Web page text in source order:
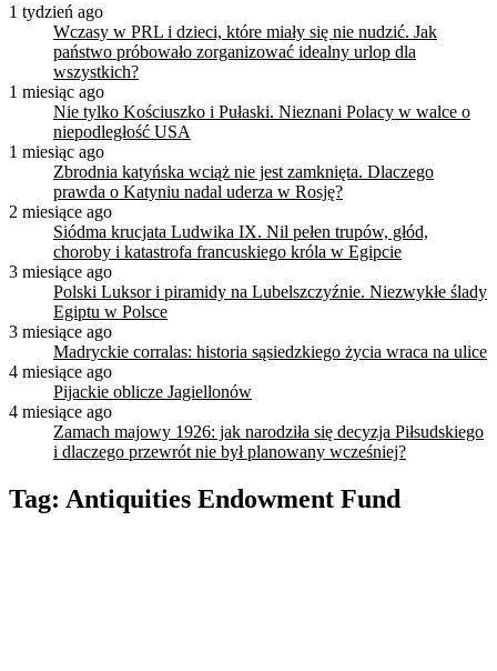
1 tydzień ago
Wczasy w PRL i dzieci, które miały się nie nudzić. Jak
państwo próbowało zorganizować idealny urlop dla
wszystkich?
1 miesiąc ago
Nie tylko Kościuszko i Pułaski. Nieznani Polacy w walce o
niepodległość USA
1 miesiąc ago
Zbrodnia katyńska wciąż nie jest zamknięta. Dlaczego
prawda o Katyniu nadal uderza w Rosję?
2 miesiące ago
Siódma krucjata Ludwika IX. Nil pełen trupów, głód,
choroby i katastrofa francuskiego króla w Egipcie
3 miesiące ago
Polski Luksor i piramidy na Lubelszczyźnie. Niezwykłe ślady
Egiptu w Polsce
3 miesiące ago
Madryckie corralas: historia sąsiedzkiego życia wraca na ulice
4 miesiące ago
Pijackie oblicze Jagiellonów
4 miesiące ago
Zamach majowy 1926: jak narodziła się decyzja Piłsudskiego
i dlaczego przewrót nie był planowany wcześniej?
Tag: Antiquities Endowment Fund